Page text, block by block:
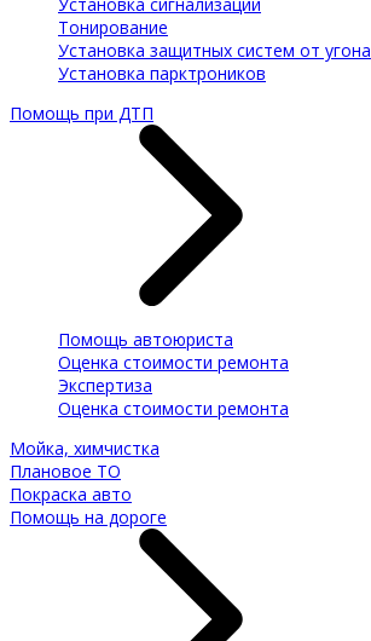
Тонирование
Установка защитных систем от угона
Установка парктроников
Помощь при ДТП
Помощь автоюриста
Оценка стоимости ремонта
Экспертиза
Оценка стоимости ремонта
Мойка, химчистка
Плановое ТО
Покраска авто
Помощь на дороге